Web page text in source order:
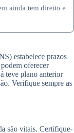
ainda tem direito e
estabelece prazos
oferecer
teve plano anterior
Verifique sempre as
são vitais. Certifique-